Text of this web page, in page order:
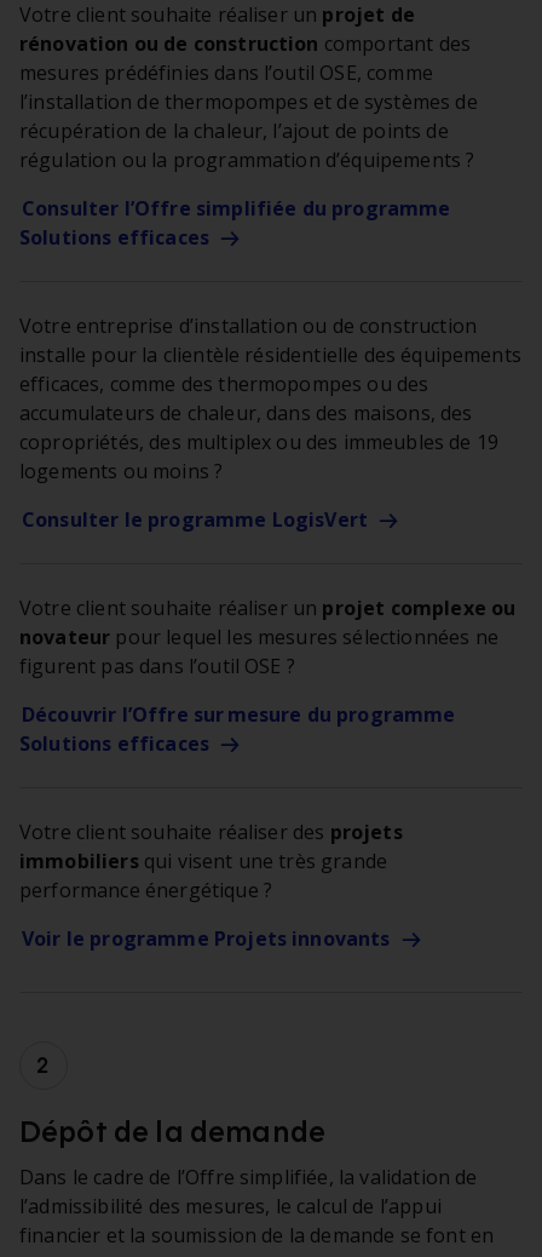
Votre client souhaite réaliser un projet de
rénovation ou de construction comportant des
mesures prédéfinies dans l’outil OSE, comme
l’installation de thermopompes et de systèmes de
récupération de la chaleur, l’ajout de points de
régulation ou la programmation d’équipements ?
Consulter l’Offre simplifiée du programme
Solutions efficaces
Votre entreprise d’installation ou de construction
installe pour la clientèle résidentielle des équipements
efficaces, comme des thermopompes ou des
accumulateurs de chaleur, dans des maisons, des
copropriétés, des multiplex ou des immeubles de 19
logements ou moins ?
Consulter le programme LogisVert
Votre client souhaite réaliser un projet complexe ou
novateur pour lequel les mesures sélectionnées ne
figurent pas dans l’outil OSE ?
Découvrir l’Offre sur mesure du programme
Solutions efficaces
Votre client souhaite réaliser des projets
immobiliers qui visent une très grande
performance énergétique ?
Voir le programme Projets innovants
Étape 2 :
Dépôt de la demande
Dans le cadre de l’Offre simplifiée, la validation de
l’admissibilité des mesures, le calcul de l’appui
financier et la soumission de la demande se font en